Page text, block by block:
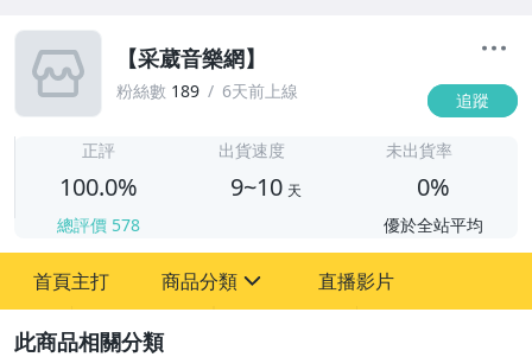
【采葳音樂網】
粉絲數 189 6天前上線 追蹤
正評
100.0%
總評價 578
出貨速度
9~10 天
未出貨率
0%
優於全站平均
首頁主打 商品分類
圖書/影音/文具
直播影片